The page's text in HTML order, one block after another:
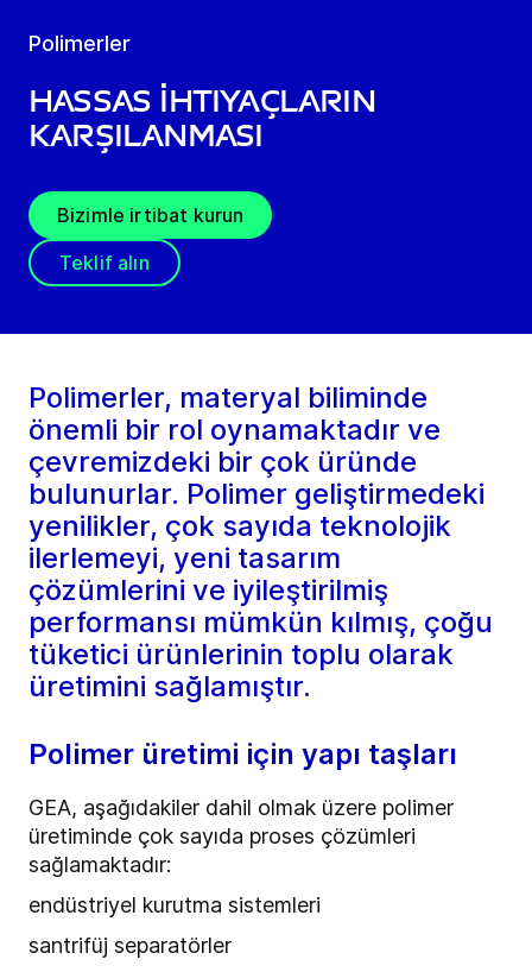
Polimerler
Hassas İhtiyaçların
Karşılanması
Bizimle irtibat kurun
Teklif alın
Polimerler, materyal biliminde
önemli bir rol oynamaktadır ve
çevremizdeki bir çok üründe
bulunurlar. Polimer geliştirmedeki
yenilikler, çok sayıda teknolojik
ilerlemeyi, yeni tasarım
çözümlerini ve iyileştirilmiş
performansı mümkün kılmış, çoğu
tüketici ürünlerinin toplu olarak
üretimini sağlamıştır.
Polimer üretimi için yapı taşları
GEA, aşağıdakiler dahil olmak üzere polimer
üretiminde çok sayıda proses çözümleri
sağlamaktadır:
endüstriyel kurutma sistemleri
santrifüj separatörler